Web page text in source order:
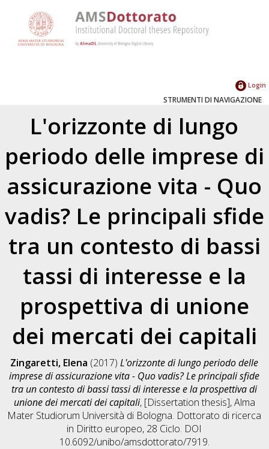
Login
STRUMENTI DI NAVIGAZIONE
L'orizzonte di lungo
periodo delle imprese di
assicurazione vita - Quo
vadis? Le principali sfide
tra un contesto di bassi
tassi di interesse e la
prospettiva di unione
dei mercati dei capitali
Zingaretti, Elena (2017)L'orizzonte di lungo periodo delle
imprese di assicurazione vita - Quo vadis? Le principali sfide
tra un contesto di bassi tassi di interesse e la prospettiva di
unione dei mercati dei capitali, [Dissertation thesis], Alma
Mater Studiorum Università di Bologna. Dottorato di ricerca
in Diritto europeo, 28 Ciclo. DOI
10.6092/unibo/amsdottorato/7919.